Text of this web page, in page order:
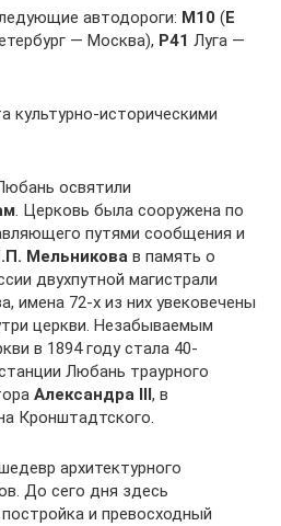
автодороги: М10 (E
— Москва), Р41 Луга —
культурно-историческими
освятили
. Церковь была сооружена по
путями сообщения и
Мельникова в память о
двухпутной магистрали
имена 72-х из них увековечены
церкви. Незабываемым
в 1894 году стала 40-
Любань траурного
Александра III, в
Кронштадтского.
архитектурного
До сего дня здесь
и превосходный